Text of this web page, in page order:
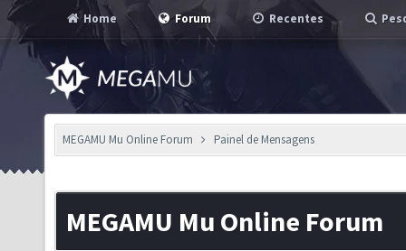
Home Forum Recentes
MEGAMU Mu Online Forum Painel de Mensagens
MEGAMU Mu Online Forum